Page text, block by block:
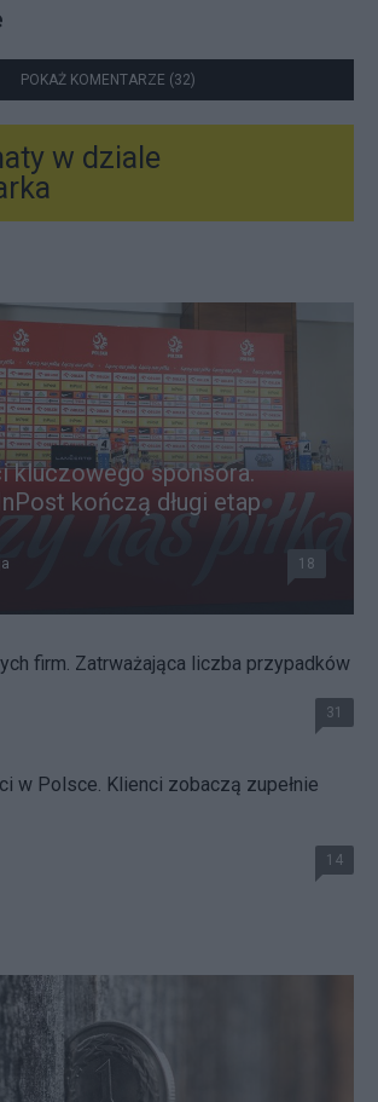
POKAŻ KOMENTARZE (32)
w dziale
kluczowego sponsora.
kończą długi etap
18
firm. Zatrważająca liczba przypadków
31
w Polsce. Klienci zobaczą zupełnie
14